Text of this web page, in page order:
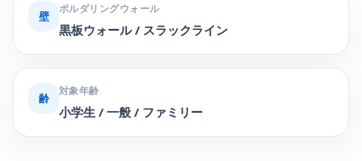
壁
ボルダリングウォール
黒板ウォール / スラックライン
齢
対象年齢
小学生 / 一般 / ファミリー